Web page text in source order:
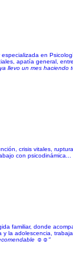
en
apatía general,
llevo un mes
crisis vitales,
con psicodinámica...
familiar, donde
la adolescencia,
☺️☺️"